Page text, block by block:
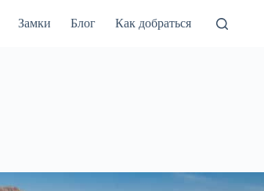
Замки Блог Как добраться